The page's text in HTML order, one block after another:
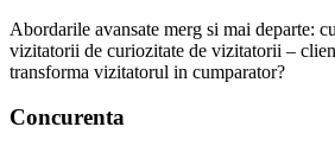
Abordarile avansate merg si mai departe:
vizitatorii de curiozitate de vizitatorii –
transforma vizitatorul in cumparator?
Concurenta